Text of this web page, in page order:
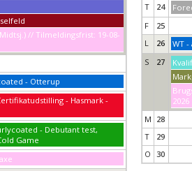
// Tilmeldingsfrist: 19-08-
- Otterup
- Hasmark -
- Debutant test,
Game
T
24
F
25
L
26
WT -
S
27
2026
M 28
T
29
O 30